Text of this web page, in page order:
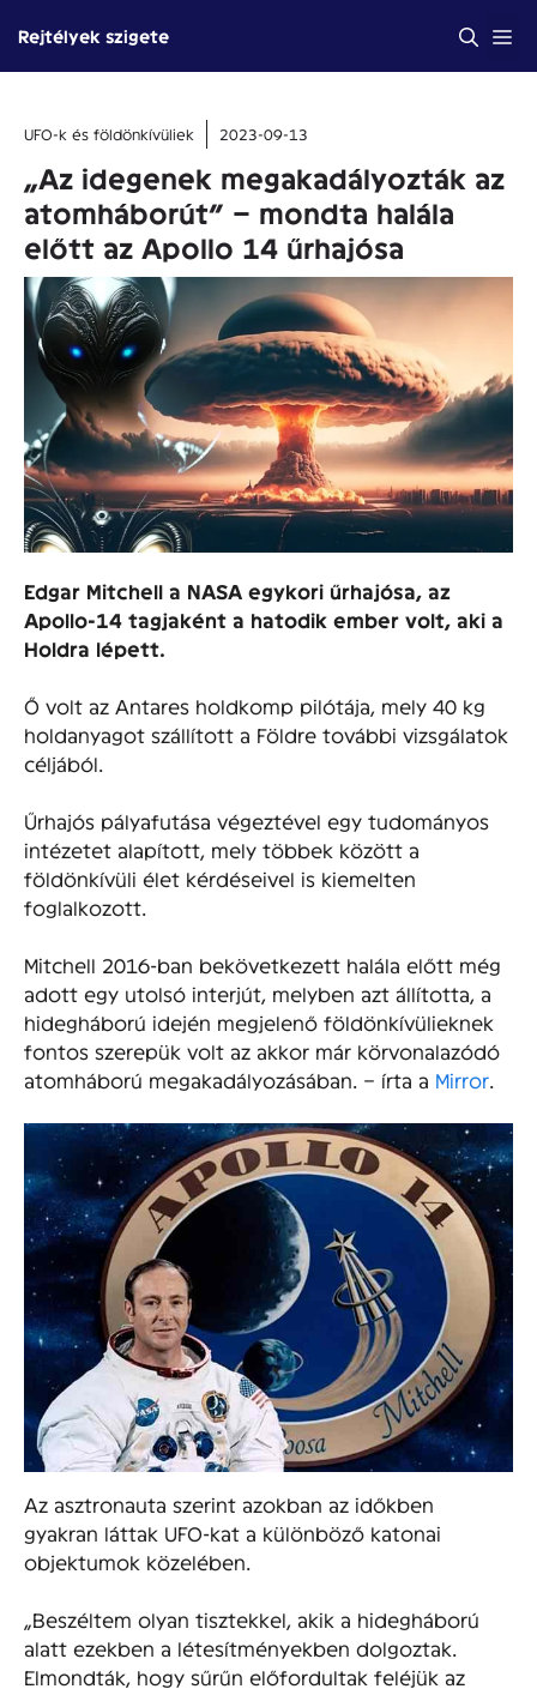
tartalomba
Rejtélyek szigete
UFO-k és földönkívüliek 2023-09-13
„Az idegenek megakadályozták az
atomháborút” – mondta halála
előtt az Apollo 14 űrhajósa
Edgar Mitchell a NASA egykori űrhajósa, az
Apollo-14 tagjaként a hatodik ember volt, aki a
Holdra lépett.
Ő volt az Antares holdkomp pilótája, mely 40 kg
holdanyagot szállított a Földre további vizsgálatok
céljából.
Űrhajós pályafutása végeztével egy tudományos
intézetet alapított, mely többek között a
földönkívüli élet kérdéseivel is kiemelten
foglalkozott.
Mitchell 2016-ban bekövetkezett halála előtt még
adott egy utolsó interjút, melyben azt állította, a
hidegháború idején megjelenő földönkívülieknek
fontos szerepük volt az akkor már körvonalazódó
atomháború megakadályozásában. – írta a Mirror
Az asztronauta szerint azokban az időkben
gyakran láttak UFO-kat a különböző katonai
objektumok közelében.
„Beszéltem olyan tisztekkel, akik a hidegháború
alatt ezekben a létesítményekben dolgoztak.
Elmondták, hogy sűrűn előfordultak feléjük az